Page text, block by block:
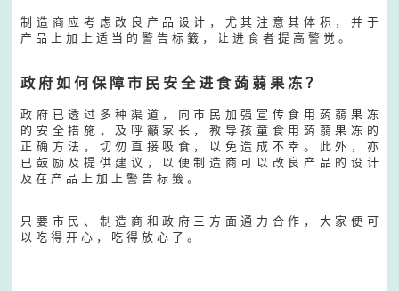
制 造 商 应 考 虑 改 良 产 品 设 计 ， 尤 其 注 意 其 体 积 ， 并 于
产 品 上 加 上 适 当 的 警 告 标 籤 ， 让 进 食 者 提 高 警 觉 。
政 府 如 何 保 障 市 民 安 全 进 食 蒟 蒻 果 冻 ？
政 府 已 透 过 多 种 渠 道 ， 向 市 民 加 强 宣 传 食 用 蒟 蒻 果 冻
的 安 全 措 施 ， 及 呼 籲 家 长 ， 教 导 孩 童 食 用 蒟 蒻 果 冻 的
正 确 方 法 ， 切 勿 直 接 吸 食 ， 以 免 造 成 不 幸 。 此 外 ， 亦
已 鼓 励 及 提 供 建 议 ， 以 便 制 造 商 可 以 改 良 产 品 的 设 计
及 在 产 品 上 加 上 警 告 标 籤 。
只 要 市 民 、 制 造 商 和 政 府 三 方 面 通 力 合 作 ， 大 家 便 可
以 吃 得 开 心 ， 吃 得 放 心 了 。